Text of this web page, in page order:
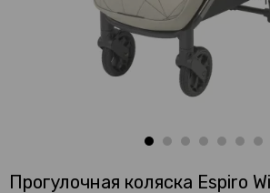
Прогулочная коляска Espiro